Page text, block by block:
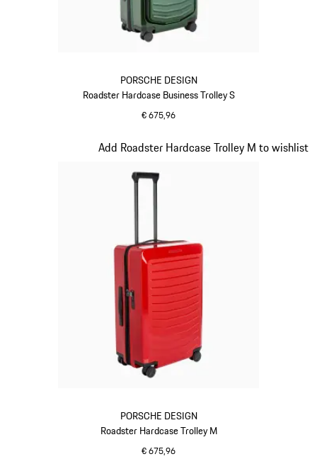
PORSCHE DESIGN
Roadster Hardcase Business Trolley S
€ 675,96
PORSCHE DESIGN
Roadster Hardcase Trolley M
€ 675,96
Add Roadster Hardcase Trolley M to wishlist